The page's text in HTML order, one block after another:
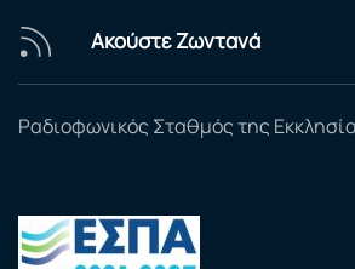
Ακούστε Ζωντανά
Ραδιοφωνικός Σταθμός της